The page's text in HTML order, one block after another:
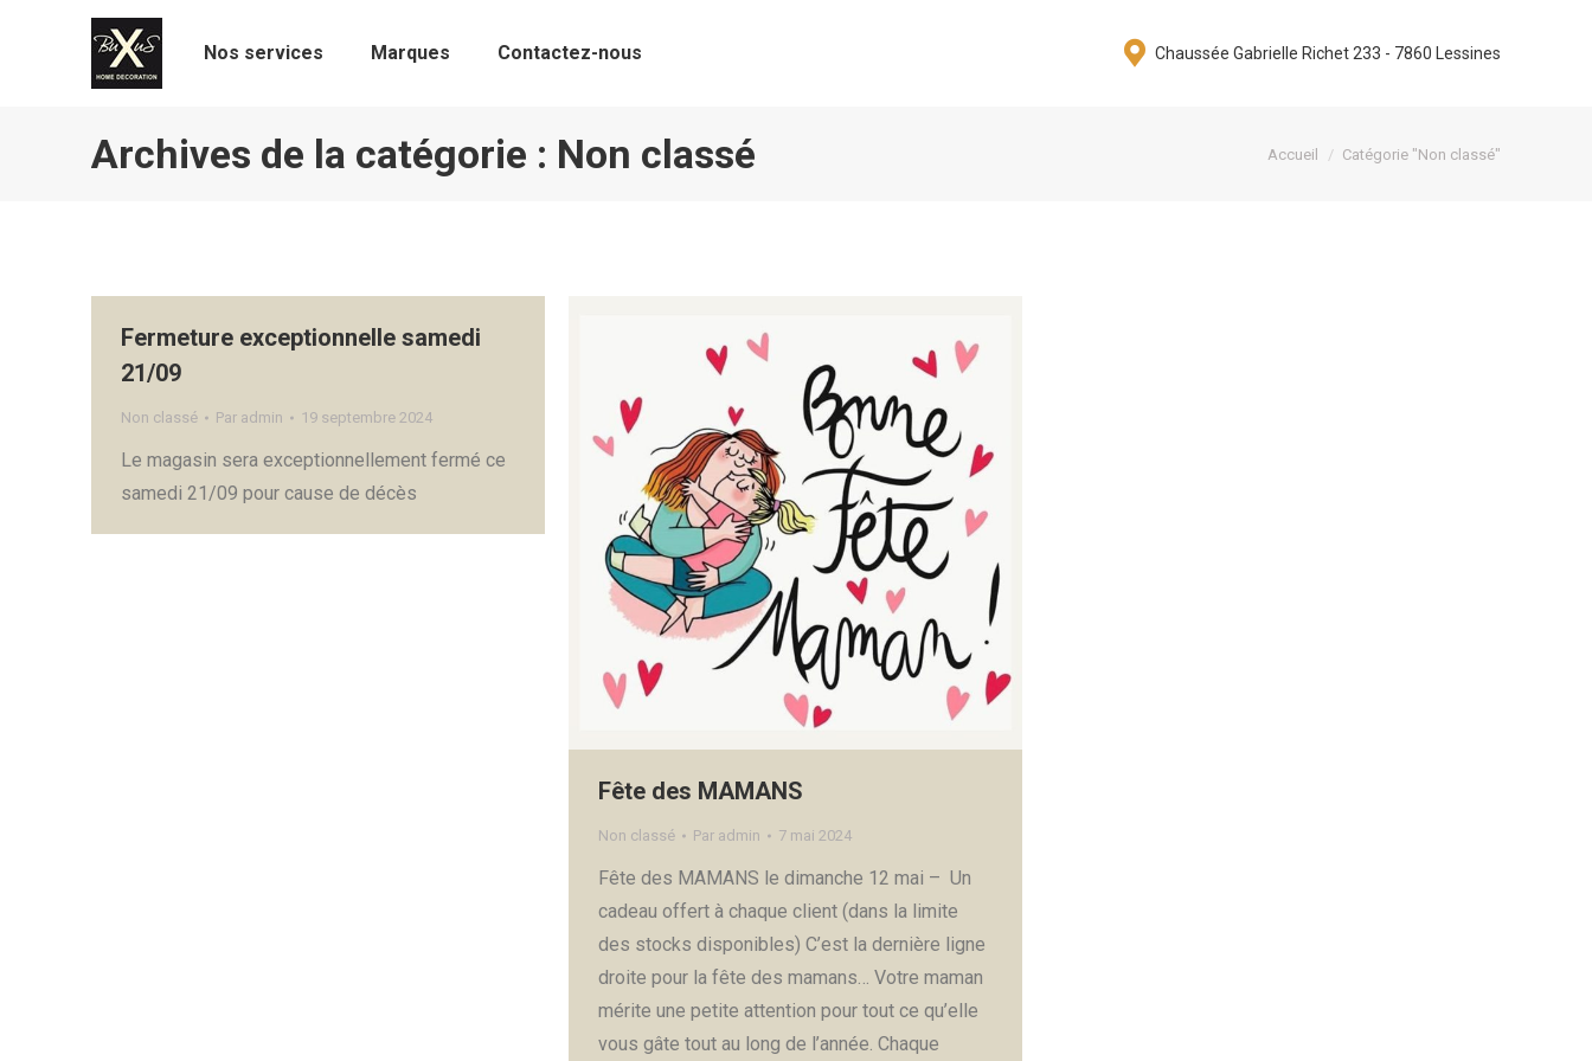
Nos services Marques Contactez-nous Chaussée Gabrielle Richet 233 - 7860 Lessines
Archives de la catégorie : Non classé Vous êtes ici :
Accueil Catégorie "Non classé"
Fermeture exceptionnelle samedi
21/09
Non classé Par admin 19 septembre 2024
Le magasin sera exceptionnellement fermé ce
samedi 21/09 pour cause de décès
Fête des MAMANS
Non classé Par admin 7 mai 2024
Fête des MAMANS le dimanche 12 mai – Un
cadeau offert à chaque client (dans la limite
des stocks disponibles) C’est la dernière ligne
droite pour la fête des mamans… Votre maman
mérite une petite attention pour tout ce qu’elle
vous gâte tout au long de l’année. Chaque